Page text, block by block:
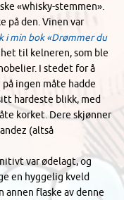
«whisky-stemmen».
på den. Vinen var
i min bok «Drømmer du
til kelneren, som ble
I stedet for å
ingen måte hadde
hardeste blikk, med
korket. Dere skjønner
(altså
var ødelagt, og
en hyggelig kveld
flaske av denne